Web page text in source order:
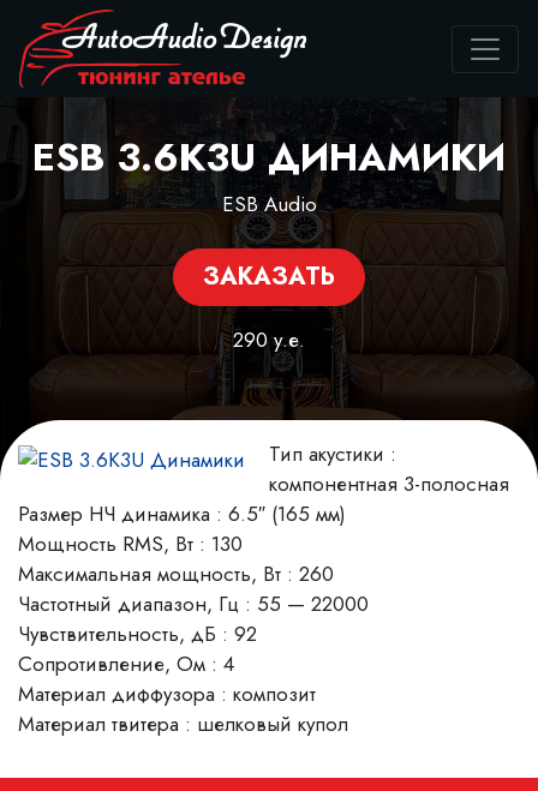
ESB 3.6K3U ДИНАМИКИ
ESB Audio
ЗАКАЗАТЬ
290 у.е.
Тип акустики :
компонентная 3-полосная
Размер НЧ динамика : 6.5″ (165 мм)
Мощность RMS, Вт : 130
Максимальная мощность, Вт : 260
Частотный диапазон, Гц : 55 — 22000
Чувствительность, дБ : 92
Сопротивление, Ом : 4
Материал диффузора : композит
Материал твитера : шелковый купол